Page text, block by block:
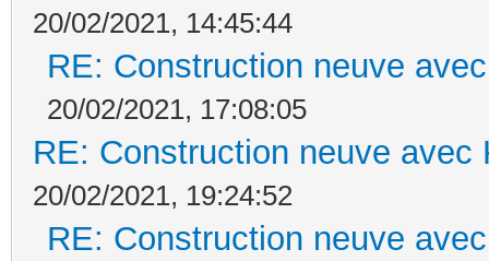
20/02/2021, 14:45:44
RE: Construction neuve
20/02/2021, 17:08:05
RE: Construction neuve avec
20/02/2021, 19:24:52
RE: Construction neuve